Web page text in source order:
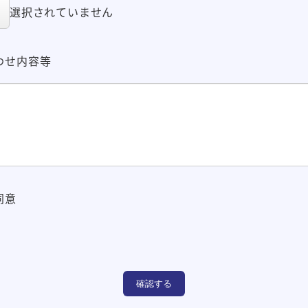
選択されていません
せ内容等
意
確認する